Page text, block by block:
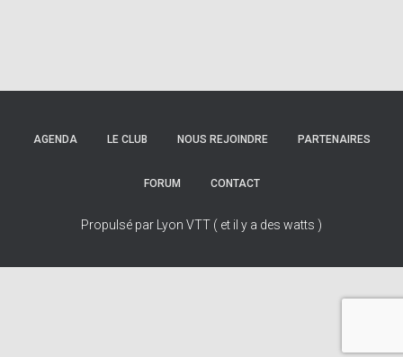
AGENDA LE CLUB NOUS REJOINDRE PARTENAIRES
FORUM CONTACT
Propulsé par Lyon VTT ( et il y a des watts )